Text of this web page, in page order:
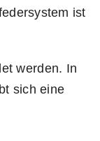
ist
werden. In
sich eine